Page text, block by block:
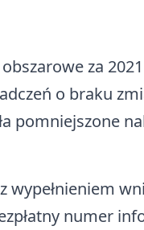
za
o braku
pomniejszone
numer